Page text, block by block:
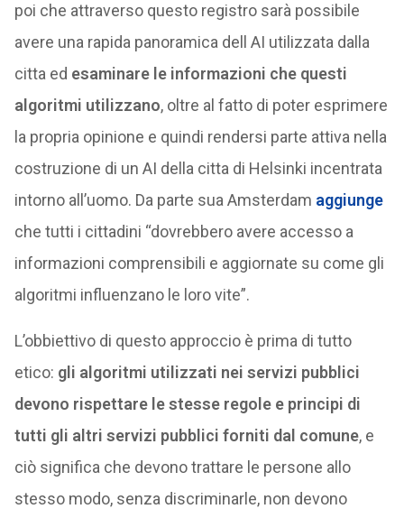
poi che attraverso questo registro sarà possibile
avere una rapida panoramica dell AI utilizzata dalla
citta ed esaminare le informazioni che questi
algoritmi utilizzano, oltre al fatto di poter esprimere
la propria opinione e quindi rendersi parte attiva nella
costruzione di un AI della citta di Helsinki incentrata
intorno all’uomo. Da parte sua Amsterdam aggiunge
che tutti i cittadini “dovrebbero avere accesso a
informazioni comprensibili e aggiornate su come gli
algoritmi influenzano le loro vite”.
L’obbiettivo di questo approccio è prima di tutto
etico: gli algoritmi utilizzati nei servizi pubblici
devono rispettare le stesse regole e principi di
tutti gli altri servizi pubblici forniti dal comune, e
ciò significa che devono trattare le persone allo
stesso modo, senza discriminarle, non devono